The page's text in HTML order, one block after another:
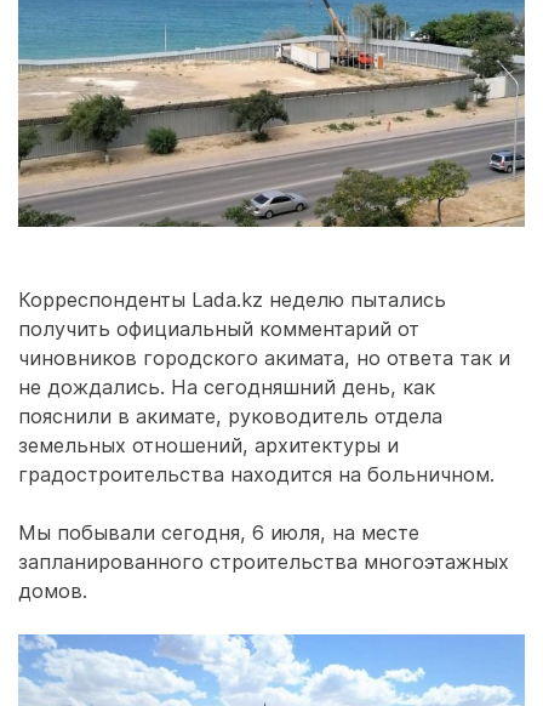
Корреспонденты Lada.kz неделю пытались
получить официальный комментарий от
чиновников городского акимата, но ответа так и
не дождались. На сегодняшний день, как
пояснили в акимате, руководитель отдела
земельных отношений, архитектуры и
градостроительства находится на больничном.
Мы побывали сегодня, 6 июля, на месте
запланированного строительства многоэтажных
домов.